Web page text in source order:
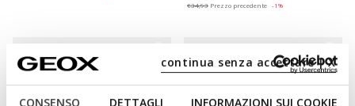
CONSENSO DETTAGLI INFORMAZIONI SUI COOKIE
continua senza accettare | X
€34,93 Prezzo precedente -1%